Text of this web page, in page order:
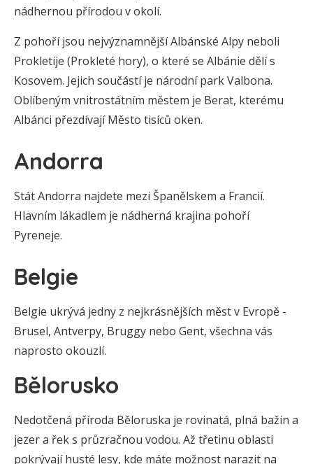
nádhernou přírodou v okolí.
Z pohoří jsou nejvýznamnější Albánské Alpy neboli
Prokletije (Prokleté hory), o které se Albánie dělí s
Kosovem. Jejich součástí je národní park Valbona.
Oblíbeným vnitrostátním městem je Berat, kterému
Albánci přezdívají Město tisíců oken.
Andorra
Stát Andorra najdete mezi Španělskem a Francií.
Hlavním lákadlem je nádherná krajina pohoří
Pyreneje.
Belgie
Belgie ukrývá jedny z nejkrásnějších měst v Evropě -
Brusel, Antverpy, Bruggy nebo Gent, všechna vás
naprosto okouzlí.
Bělorusko
Nedotčená příroda Běloruska je rovinatá, plná bažin a
jezer a řek s průzračnou vodou. Až třetinu oblasti
pokrývají husté lesy, kde máte možnost narazit na